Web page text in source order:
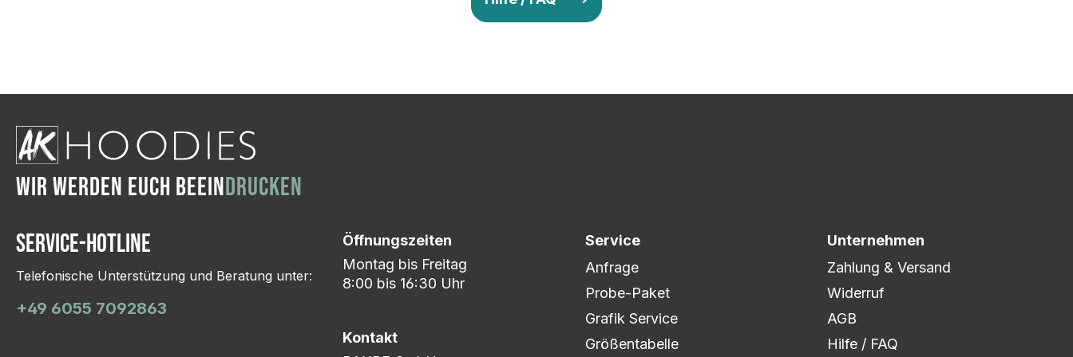
Hasselroth und einem umfangreichen Lagerbestand sind wir in der Lage, flexibel auf eure Wünsche
Wir ändern das Motiv so lange ab, bis Ihr zu 100% zufrieden seid. Danach wird es zum Druck freigegeben und die
WIR WERDEN EUCH BEEINDRUCKEN
Service-Hotline
Telefonische Unterstützung und Beratung unter:
+49 6055 7092863
Öffnungszeiten
Montag bis Freitag
8:00 bis 16:30 Uhr
Kontakt
Service
Anfrage
Probe-Paket
Grafik Service
Größentabelle
Unternehmen
Zahlung & Versand
Widerruf
AGB
Hilfe / FAQ